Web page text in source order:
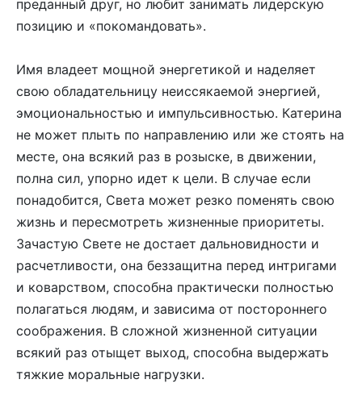
преданный друг, но любит занимать лидерскую
позицию и «покомандовать».
Имя владеет мощной энергетикой и наделяет
свою обладательницу неиссякаемой энергией,
эмоциональностью и импульсивностью. Катерина
не может плыть по направлению или же стоять на
месте, она всякий раз в розыске, в движении,
полна сил, упорно идет к цели. В случае если
понадобится, Света может резко поменять свою
жизнь и пересмотреть жизненные приоритеты.
Зачастую Свете не достает дальновидности и
расчетливости, она беззащитна перед интригами
и коварством, способна практически полностью
полагаться людям, и зависима от постороннего
соображения. В сложной жизненной ситуации
всякий раз отыщет выход, способна выдержать
тяжкие моральные нагрузки.